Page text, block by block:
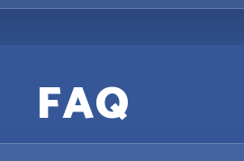
FAQ